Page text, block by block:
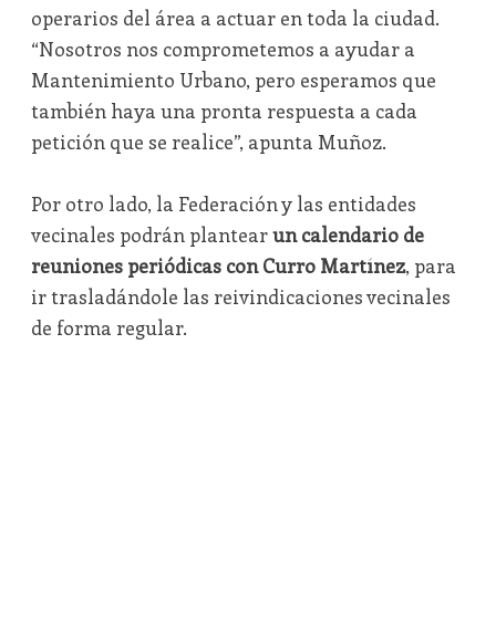
operarios del área a actuar en toda la ciudad.
“Nosotros nos comprometemos a ayudar a
Mantenimiento Urbano, pero esperamos que
también haya una pronta respuesta a cada
petición que se realice”, apunta Muñoz.
Por otro lado, la Federación y las entidades
vecinales podrán plantearun calendario de
reuniones periódicas con Curro Martínez, para
ir trasladándole las reivindicaciones vecinales
de forma regular.